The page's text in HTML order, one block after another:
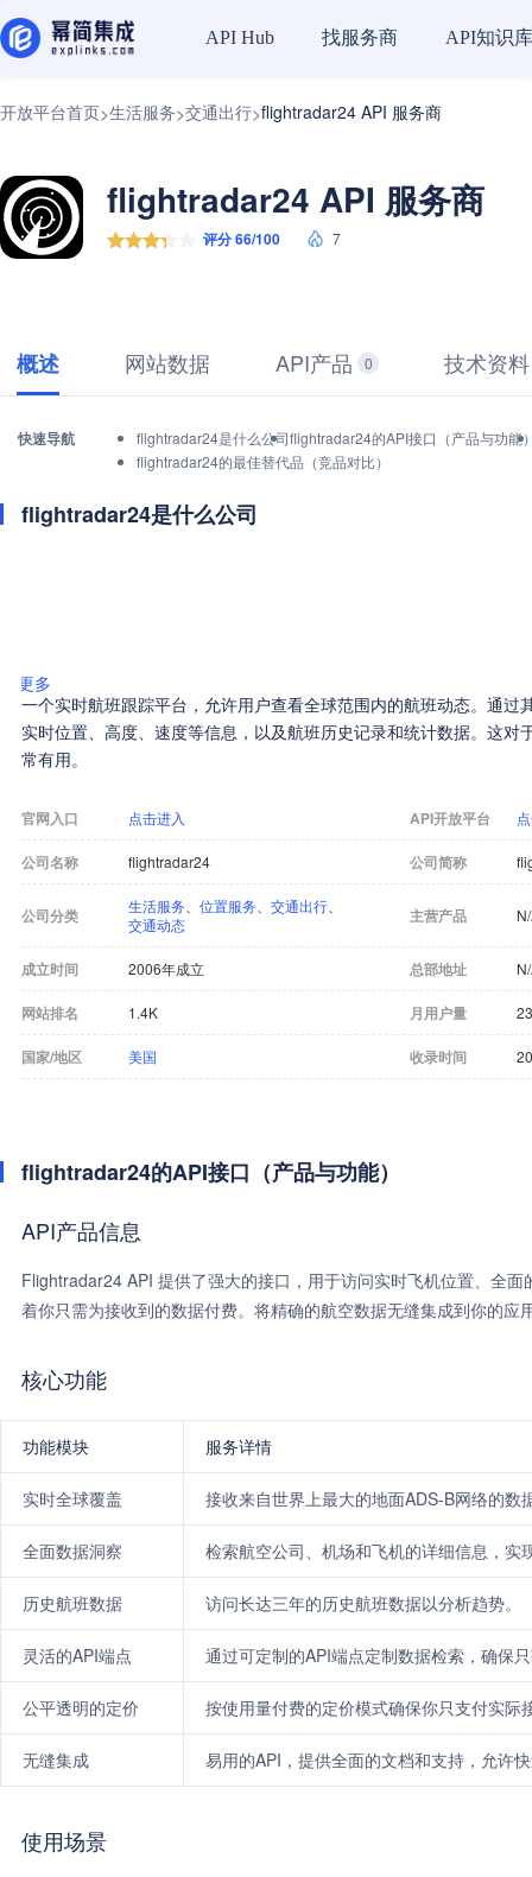
API Hub 找服务商 API知识库
开放平台首页>生活服务>交通出行>flightradar24 API 服务商
flightradar24 API 服务商
评分 66/100 7
概述 网站数据 API产品 0 技术资料
快速导航 flightradar24是什么公司flightradar24的API接口（产品与功能
flightradar24的最佳替代品（竞品对比）
flightradar24是什么公司
更多
一个实时航班跟踪平台，允许用户查看全球范围内的航班动态。通过
实时位置、高度、速度等信息，以及航班历史记录和统计数据。这对
常有用。
官网入口 点击进入 API开放平台
公司名称 flightradar24 公司简称
公司分类 生活服务 位置服务 交通出行
交通动态
主营产品
成立时间 2006年成立 总部地址
网站排名 1.4K 月用户量
国家/地区 美国 收录时间
flightradar24的API接口（产品与功能）
API产品信息
Flightradar24 API 提供了强大的接口，用于访问实时飞机位置、全
着你只需为接收到的数据付费。将精确的航空数据无缝集成到你的应
核心功能
功能模块 服务详情
实时全球覆盖 接收来自世界上最大的地面ADS-B网络的数
全面数据洞察 检索航空公司、机场和飞机的详细信息，实
历史航班数据 访问长达三年的历史航班数据以分析趋势。
灵活的API端点 通过可定制的API端点定制数据检索，确保
公平透明的定价 按使用量付费的定价模式确保你只支付实际
无缝集成 易用的API，提供全面的文档和支持，允许
使用场景